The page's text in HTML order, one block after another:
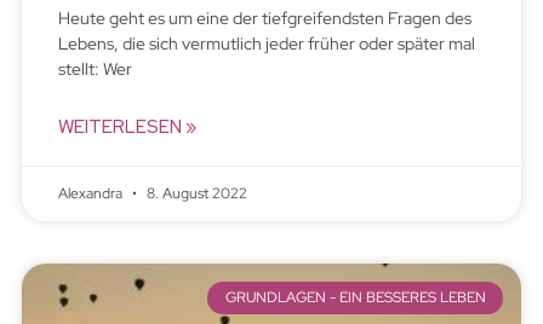
Heute geht es um eine der tiefgreifendsten Fragen des
Lebens, die sich vermutlich jeder früher oder später mal
stellt: Wer
WEITERLESEN »
Alexandra 8. August 2022
GRUNDLAGEN - EIN BESSERES LEBEN